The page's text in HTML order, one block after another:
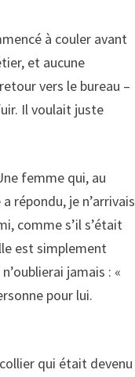
à couler avant
et aucune
vers le bureau –
Il voulait juste
femme qui, au
répondu, je n’arrivais
comme s’il s’était
est simplement
jamais : «
pour lui.
qui était devenu